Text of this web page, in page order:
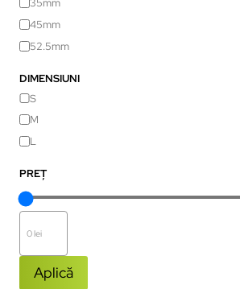
35mm
45mm
52.5mm
DIMENSIUNI
S
M
L
PREȚ
Aplică